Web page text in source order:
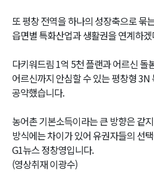
또 평창 전역을 하나의 성장축으로 묶
읍면별 특화산업과 생활권을 연계하
다키워드림 1억 5천 플랜과 어르신 돌
어르신까지 안심할 수 있는 평창형
공약했습니다.
농어촌 기본소득이라는 큰 방향은 같
방식에는 차이가 있어 유권자들의 선
G1뉴스 정창영입니다.
(영상취재 이광수)